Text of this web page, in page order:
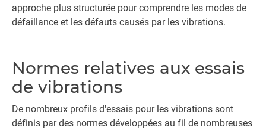
approche plus structurée pour comprendre les modes de
défaillance et les défauts causés par les vibrations.
Normes relatives aux essais
de vibrations
De nombreux profils d'essais pour les vibrations sont
définis par des normes développées au fil de nombreuses